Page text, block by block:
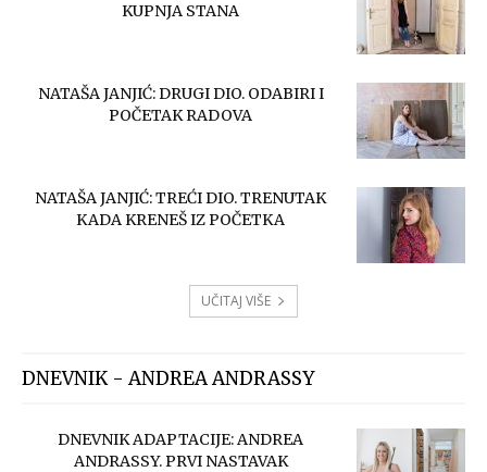
KUPNJA STANA
NATAŠA JANJIĆ: DRUGI DIO. ODABIRI I
POČETAK RADOVA
NATAŠA JANJIĆ: TREĆI DIO. TRENUTAK
KADA KRENEŠ IZ POČETKA
UČITAJ VIŠE
DNEVNIK - ANDREA ANDRASSY
DNEVNIK ADAPTACIJE: ANDREA
ANDRASSY. PRVI NASTAVAK